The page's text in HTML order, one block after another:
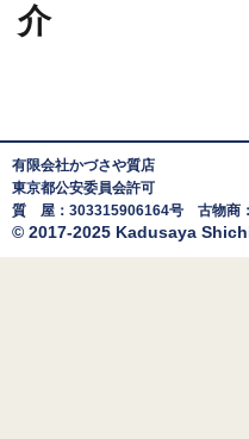
介
有限会社かづさや質店
東京都公安委員会許可
質 屋：303315906164号 古物商
© 2017-2025 Kadusaya